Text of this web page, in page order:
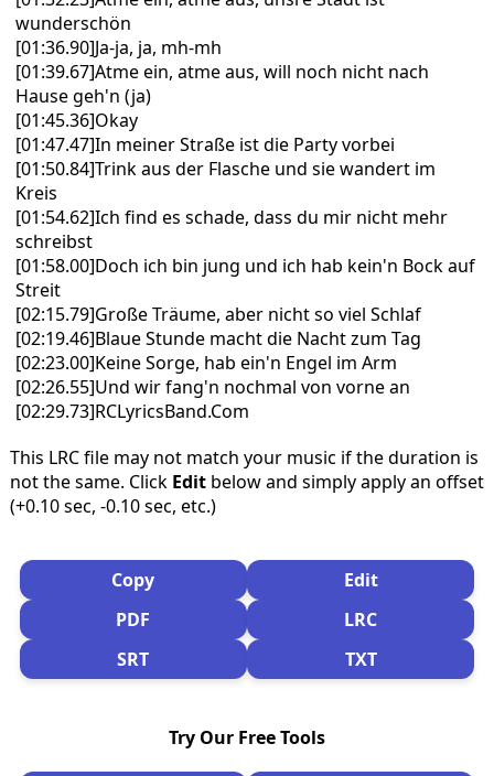
wunderschön
[01:36.90]Ja-ja, ja, mh-mh
[01:39.67]Atme ein, atme aus, will noch nicht nach
Hause geh'n (ja)
[01:45.36]Okay
[01:47.47]In meiner Straße ist die Party vorbei
[01:50.84]Trink aus der Flasche und sie wandert im
Kreis
[01:54.62]Ich find es schade, dass du mir nicht mehr
schreibst
[01:58.00]Doch ich bin jung und ich hab kein'n Bock auf
Streit
[02:15.79]Große Träume, aber nicht so viel Schlaf
[02:19.46]Blaue Stunde macht die Nacht zum Tag
[02:23.00]Keine Sorge, hab ein'n Engel im Arm
[02:26.55]Und wir fang'n nochmal von vorne an
[02:29.73]RCLyricsBand.Com
This LRC file may not match your music if the duration is
not the same. Click Editbelow and simply apply an offset
(+0.10 sec, -0.10 sec, etc.)
Copy
Edit
PDF
LRC
SRT
TXT
Try Our Free Tools